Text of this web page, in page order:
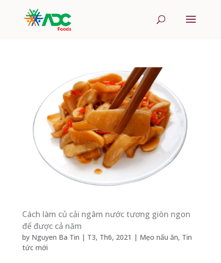
Cách làm củ cải ngâm nước tương giòn ngon
để được cả năm
by Nguyen Ba Tin | T3, Th6, 2021 | Mẹo nấu ăn, Tin
tức mới